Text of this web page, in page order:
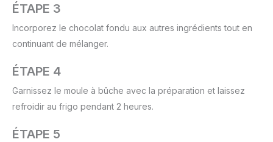
ÉTAPE 3
Incorporez le chocolat fondu aux autres ingrédients tout en
continuant de mélanger.
ÉTAPE 4
Garnissez le moule à bûche avec la préparation et laissez
refroidir au frigo pendant 2 heures.
ÉTAPE 5